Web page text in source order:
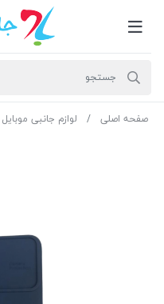
صفحه اصلی لوازم جانبی موبایل